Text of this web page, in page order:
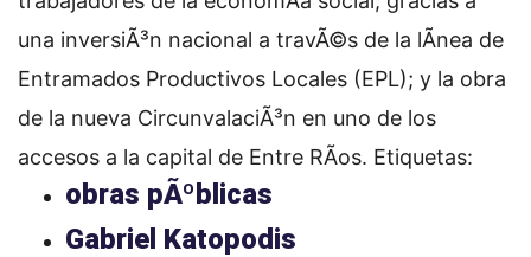
una inversiÃ³n nacional a travÃ©s de la lÃ­nea de
Entramados Productivos Locales (EPL); y la obra
de la nueva CircunvalaciÃ³n en uno de los
accesos a la capital de Entre RÃ­os. Etiquetas:
obras pÃºblicas
Gabriel Katopodis